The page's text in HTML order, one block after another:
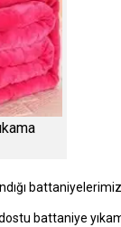
battaniye